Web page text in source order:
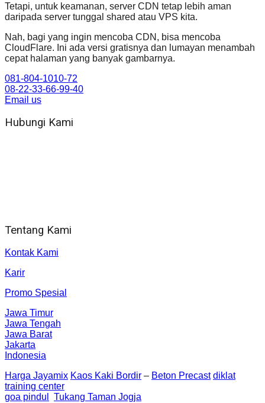
Tetapi, untuk keamanan, server CDN tetap lebih aman
daripada server tunggal shared atau VPS kita.
Nah, bagi yang ingin mencoba CDN, bisa mencoba
CloudFlare. Ini ada versi gratisnya dan lumayan menambah
cepat halaman yang banyak gambarnya.
081-804-1010-72
08-22-33-66-99-40
Email us
Hubungi Kami
Tentang Kami
Kontak Kami
Karir
Promo Spesial
Jawa Timur
Jawa Tengah
Jawa Barat
Jakarta
Indonesia
Harga Jayamix Kaos Kaki Bordir – Beton Precast diklat
training center
goa pindul
Tukang Taman Jogja